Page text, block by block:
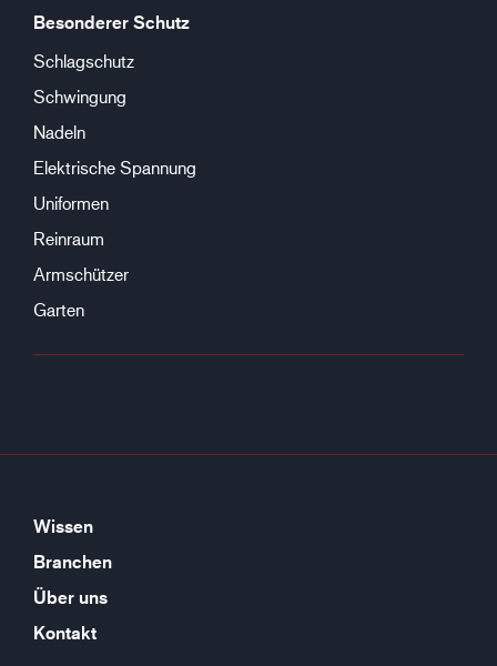
Besonderer Schutz
Schlagschutz
Schwingung
Nadeln
Elektrische Spannung
Uniformen
Reinraum
Armschützer
Garten
Wissen
Branchen
Über uns
Kontakt